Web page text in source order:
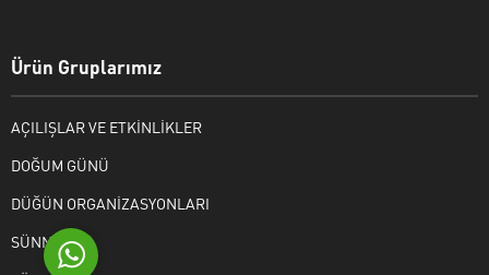
Ürün Gruplarımız
AÇILIŞLAR VE ETKİNLİKLER
DOĞUM GÜNÜ
DÜĞÜN ORGANİZASYONLARI
SÜNNET